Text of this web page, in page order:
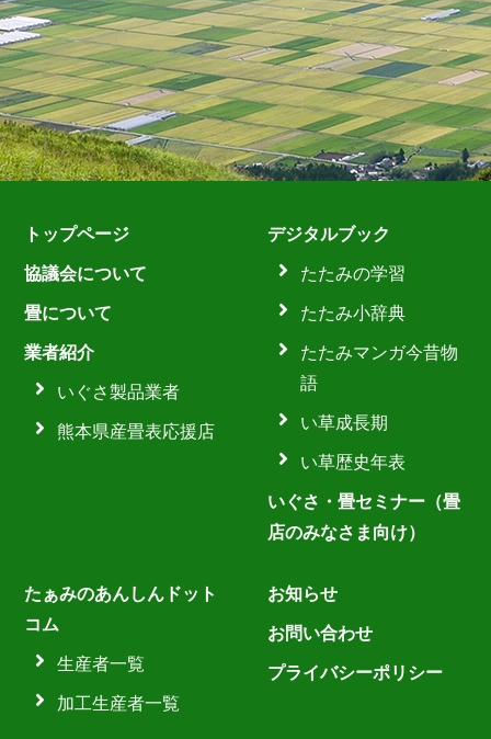
トップページ
協議会について
畳について
業者紹介
いぐさ製品業者
熊本県産畳表応援店
デジタルブック
たたみの学習
たたみ小辞典
たたみマンガ今昔物
語
い草成長期
い草歴史年表
いぐさ・畳セミナー（畳
店のみなさま向け）
たぁみのあんしんドット
コム
生産者一覧
加工生産者一覧
お知らせ
お問い合わせ
プライバシーポリシー